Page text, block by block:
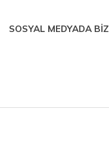
SOSYAL MEDYADA BİZ